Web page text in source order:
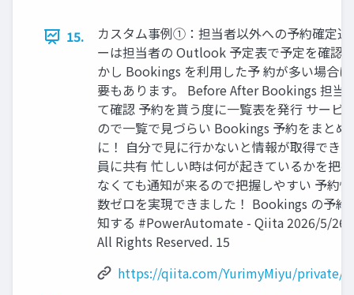
15.
カスタム事例①：担当者以外への予約確定
ーは担当者の Outlook 予定表で予定を確認
かし Bookings を利用した予 約が多い場合
要もあります。 Before After Bookings 担
て確認 予約を貰う度に一覧表を発行 サービ
ので一覧で見づらい Bookings 予約をまと
に！ 自分で見に行かないと情報が取得でき
員に共有 忙しい時は何が起きているかを把
なくても通知が来るので把握しやすい 予約
数ゼロを実現できました！ Bookings の予約
知する #PowerAutomate - Qiita 2026/5/26
All Rights Reserved. 15
https://qiita.com/YurimyMiyu/private/